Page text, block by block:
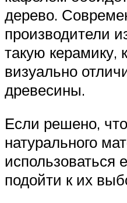
дерево.
производители
такую керамику,
визуально
древесины.
Если решено,
натурального
использоваться
подойти к их